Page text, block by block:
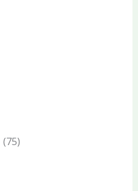
(75)